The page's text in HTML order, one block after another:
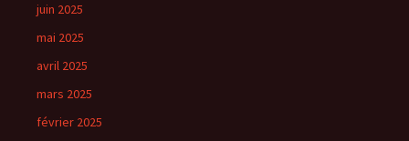
juin 2025
mai 2025
avril 2025
mars 2025
février 2025